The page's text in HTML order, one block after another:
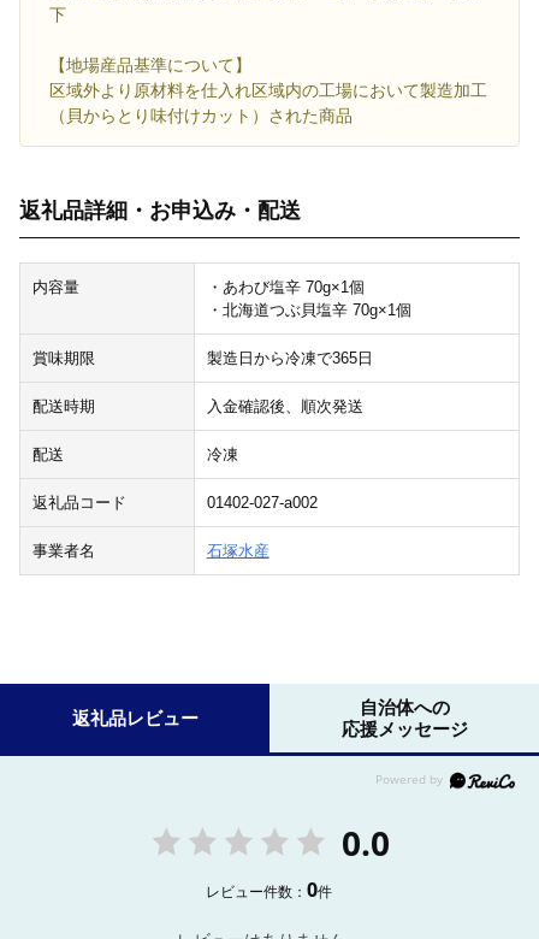
下
【地場産品基準について】
区域外より原材料を仕入れ区域内の工場において製造加工
（貝からとり味付けカット）された商品
返礼品詳細・お申込み・配送
内容量
・あわび塩辛 70g×1個
・北海道つぶ貝塩辛 70g×1個
賞味期限 製造日から冷凍で365日
配送時期 入金確認後、順次発送
配送 冷凍
返礼品コード 01402-027-a002
事業者名 石塚水産
返礼品レビュー
自治体への
応援メッセージ
0.0
レビュー件数：0件